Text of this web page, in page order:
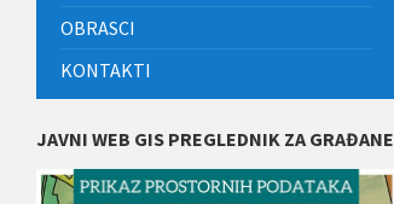
OBRASCI
KONTAKTI
JAVNI WEB GIS PREGLEDNIK ZA GRAĐANE